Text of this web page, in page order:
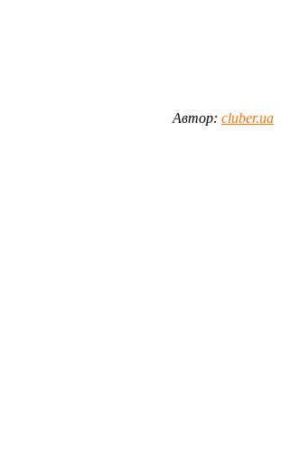
Автор: cluber.ua